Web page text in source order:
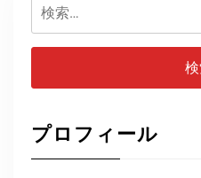
索:
プロフィール